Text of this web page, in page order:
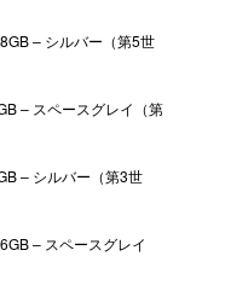
– シルバー（第5世
– スペースグレイ（第
– シルバー（第3世
– スペースグレイ